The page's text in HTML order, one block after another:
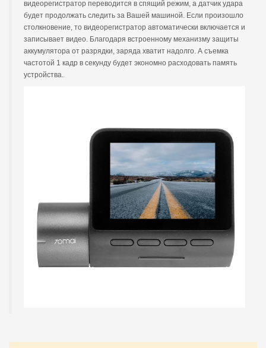
видеорегистратор переводится в спящий режим, а датчик удара
будет продолжать следить за Вашей машиной. Если произошло
столкновение, то видеорегистратор автоматически включается и
записывает видео. Благодаря встроенному механизму защиты
аккумулятора от разрядки, заряда хватит надолго. А съемка
частотой 1 кадр в секунду будет экономно расходовать память
устройства.